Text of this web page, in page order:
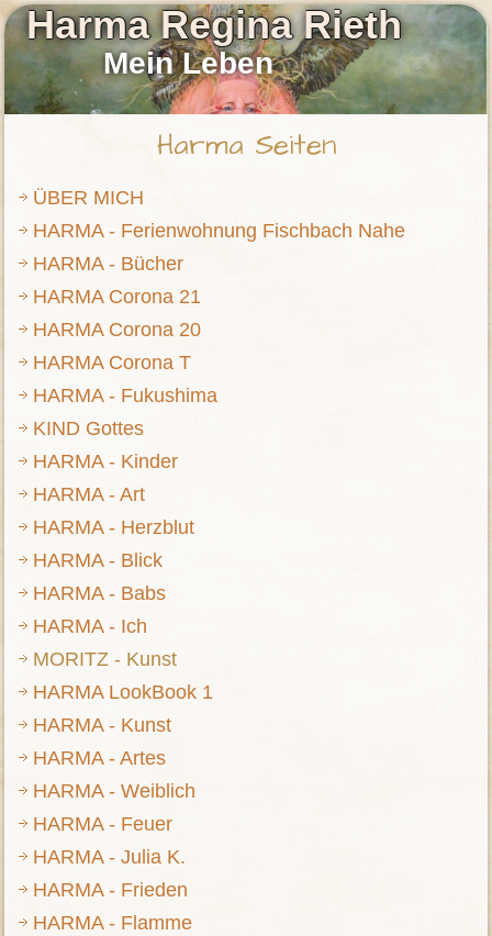
Harma Regina Rieth
Mein Leben
Harma Seiten
ÜBER MICH
HARMA - Ferienwohnung Fischbach Nahe
HARMA - Bücher
HARMA Corona 21
HARMA Corona 20
HARMA Corona T
HARMA - Fukushima
KIND Gottes
HARMA - Kinder
HARMA - Art
HARMA - Herzblut
HARMA - Blick
HARMA - Babs
HARMA - Ich
MORITZ - Kunst
HARMA LookBook 1
HARMA - Kunst
HARMA - Artes
HARMA - Weiblich
HARMA - Feuer
HARMA - Julia K.
HARMA - Frieden
HARMA - Flamme